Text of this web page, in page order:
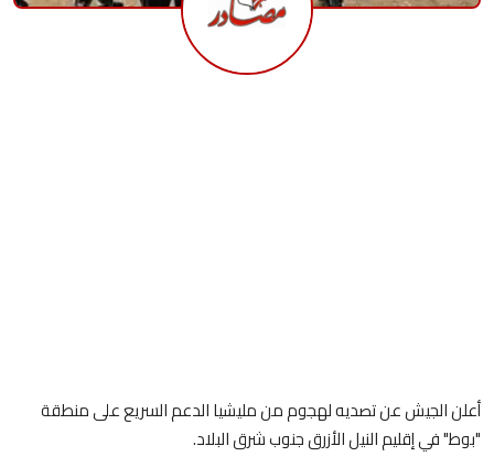
أعلن الجيش عن تصديه لهجوم من مليشيا الدعم السريع على منطقة
"بوط" في إقليم النيل الأزرق جنوب شرق البلاد.